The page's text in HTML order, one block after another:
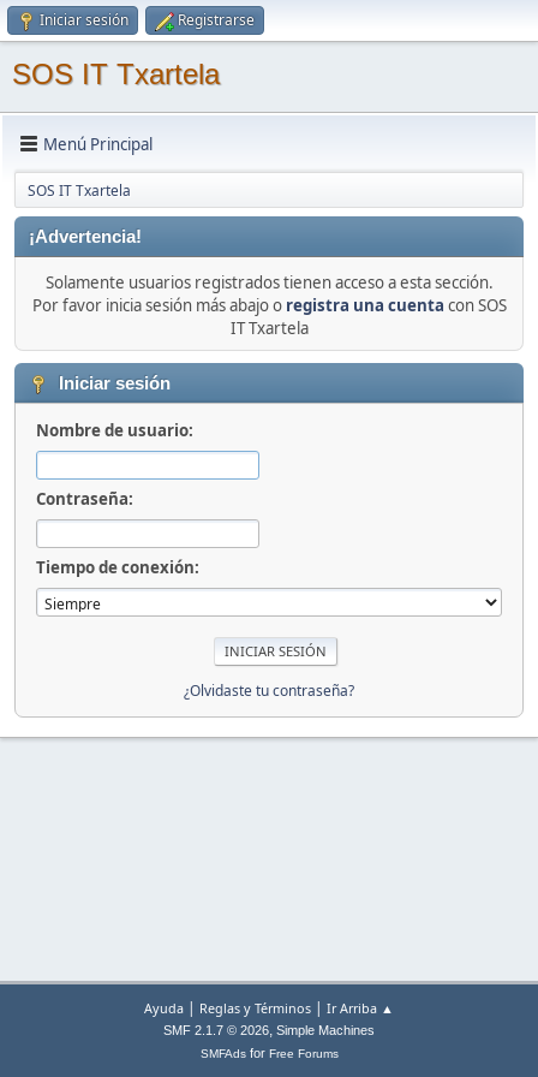
Iniciar sesión Registrarse
SOS IT Txartela
Menú Principal
SOS IT Txartela
¡Advertencia!
Solamente usuarios registrados tienen acceso a esta sección.
Por favor inicia sesión más abajo o registra una cuenta con SOS
IT Txartela
Iniciar sesión
Nombre de usuario:
Contraseña:
Tiempo de conexión:
¿Olvidaste tu contraseña?
Ayuda | Reglas y Términos | Ir Arriba ▲
SMF 2.1.7 © 2026, Simple Machines
SMFAdsfor Free Forums